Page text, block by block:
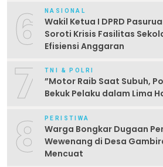
6 NASIONAL
Wakil Ketua I DPRD
Soroti Krisis Fasilitas
Efisiensi Anggaran
7 TNI & POLRI
‎”Motor Raib Saat Subuh,
Bekuk Pelaku dalam Lima
8 PERISTIWA
Warga Bongkar Dugaan
Wewenang di Desa
Mencuat